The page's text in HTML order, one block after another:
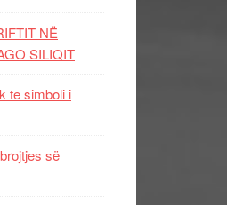
NË
SILIQIT
te simboli i
së